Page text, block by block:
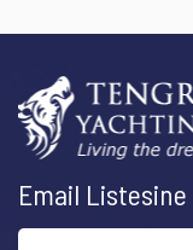
Email Listesine